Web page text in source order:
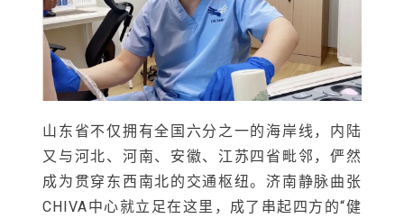
山东省不仅拥有全国六分之一的海岸线，内陆
又与河北、河南、安徽、江苏四省毗邻，俨然
成为贯穿东西南北的交通枢纽。济南静脉曲张
CHIVA中心就立足在这里，成了串起四方的“健